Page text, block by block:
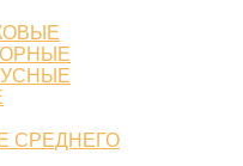
СРЕДНЕГО